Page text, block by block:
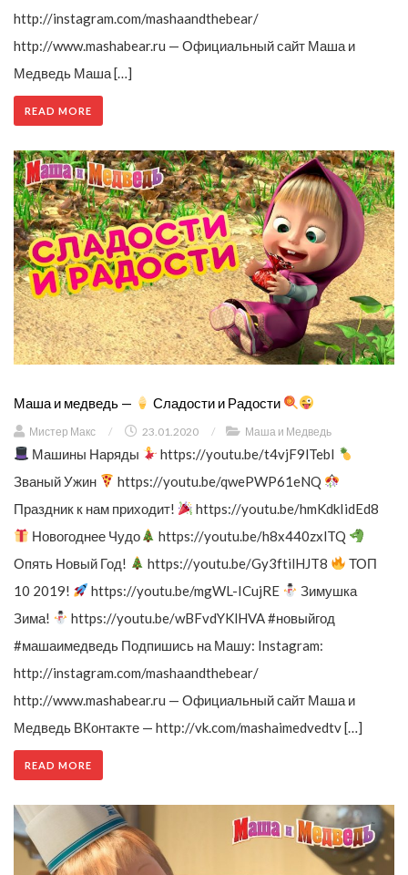
http://instagram.com/mashaandthebear/
http://www.mashabear.ru — Официальный сайт Маша и
Медведь Маша […]
READ MORE
Маша и медведь — Сладости и Радости
Мистер Макс / 23.01.2020 / Маша и Медведь
Машины Наряды
https://youtu.be/t4vjF9lTebI
Званый Ужин
https://youtu.be/qwePWP61eNQ
Праздник к нам приходит!
https://youtu.be/hmKdkIidEd8
Новогоднее Чудо
https://youtu.be/h8x440zxlTQ
Опять Новый Год!
https://youtu.be/Gy3ftilHJT8
ТОП
10 2019!
https://youtu.be/mgWL-ICujRE
Зимушка
Зима!
https://youtu.be/wBFvdYKlHVA #новыйгод
#машаимедведь Подпишись на Машу: Instagram:
http://instagram.com/mashaandthebear/
http://www.mashabear.ru — Официальный сайт Маша и
Медведь ВКонтакте — http://vk.com/mashaimedvedtv […]
READ MORE